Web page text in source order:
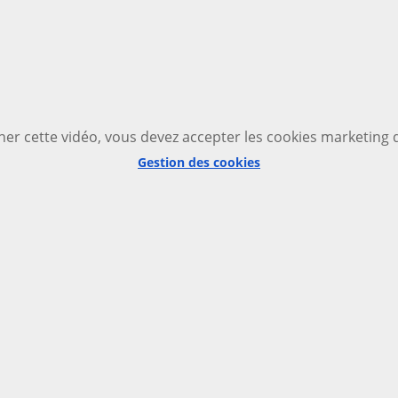
cette vidéo, vous devez accepter les cookies marketing
Gestion des cookies